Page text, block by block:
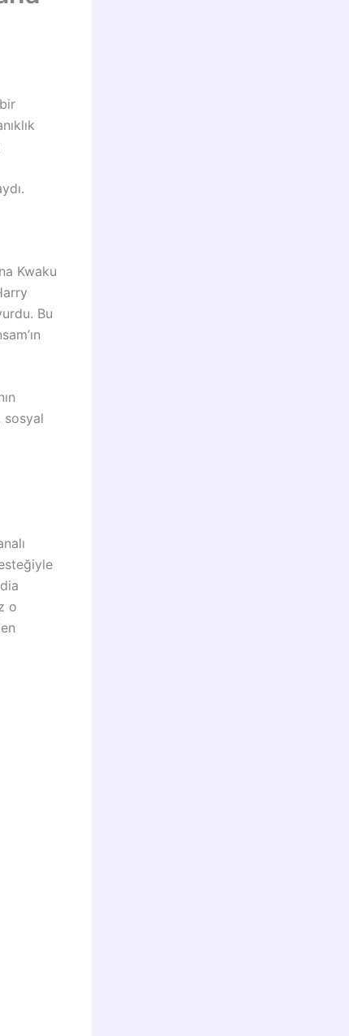
Kwaku
Bu
sosyal
o